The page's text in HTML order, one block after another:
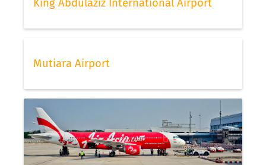
King Abdulaziz International Airport
Mutiara Airport